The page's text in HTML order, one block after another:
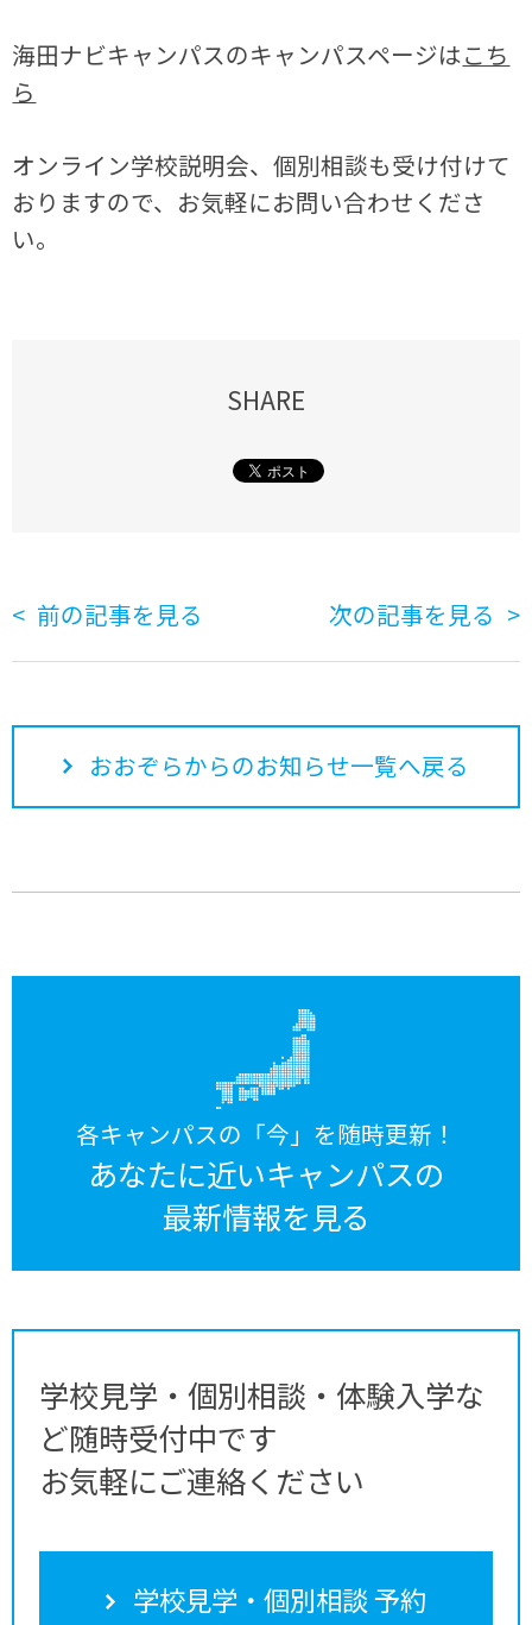
海田ナビキャンパスのキャンパスページはこち
ら
オンライン学校説明会、個別相談も受け付けて
おりますので、お気軽にお問い合わせくださ
い。
SHARE
前の記事を見る 次の記事を見る
おおぞらからのお知らせ一覧へ戻る
各キャンパスの「今」を随時更新！
あなたに近いキャンパスの
最新情報を見る
学校見学・個別相談・体験入学な
ど随時受付中です
お気軽にご連絡ください
学校見学・個別相談 予約